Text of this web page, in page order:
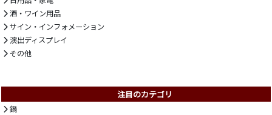
酒・ワイン用品
サイン・インフォメーション
演出ディスプレイ
その他
注目のカテゴリ
鍋